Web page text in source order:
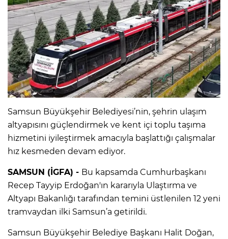
Samsun Büyükşehir Belediyesi’nin, şehrin ulaşım
altyapısını güçlendirmek ve kent içi toplu taşıma
hizmetini iyileştirmek amacıyla başlattığı çalışmalar
hız kesmeden devam ediyor.
SAMSUN (İGFA) - Bu kapsamda Cumhurbaşkanı
Recep Tayyip Erdoğan'ın kararıyla Ulaştırma ve
Altyapı Bakanlığı tarafından temini üstlenilen 12 yeni
tramvaydan ilki Samsun’a getirildi.
Samsun Büyükşehir Belediye Başkanı Halit Doğan,